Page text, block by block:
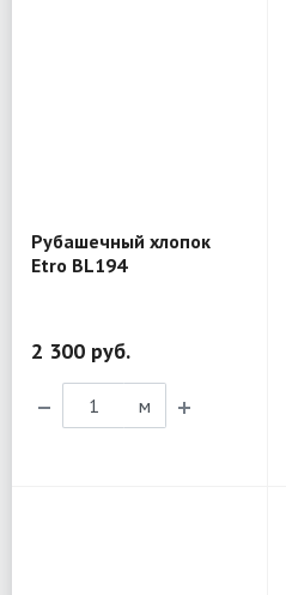
Рубашечный хлопок
Etro BL194
2 300 руб.
м